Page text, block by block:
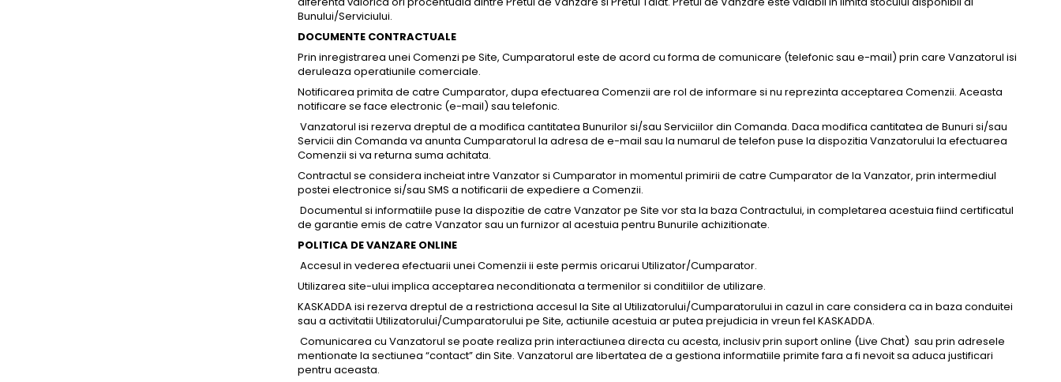
Bunului/Serviciului.
DOCUMENTE CONTRACTUALE
Prin inregistrarea unei Comenzi pe Site, Cumparatorul este de acord cu forma de comunicare (telefonic sau e-mail) prin care Vanzatorul isi
deruleaza operatiunile comerciale.
Notificarea primita de catre Cumparator, dupa efectuarea Comenzii are rol de informare si nu reprezinta acceptarea Comenzii. Aceasta
notificare se face electronic (e-mail) sau telefonic.
Vanzatorul isi rezerva dreptul de a modifica cantitatea Bunurilor si/sau Serviciilor din Comanda. Daca modifica cantitatea de Bunuri si/sau
Servicii din Comanda va anunta Cumparatorul la adresa de e-mail sau la numarul de telefon puse la dispozitia Vanzatorului la efectuarea
Comenzii si va returna suma achitata.
Contractul se considera incheiat intre Vanzator si Cumparator in momentul primirii de catre Cumparator de la Vanzator, prin intermediul
postei electronice si/sau SMS a notificarii de expediere a Comenzii.
Documentul si informatiile puse la dispozitie de catre Vanzator pe Site vor sta la baza Contractului, in completarea acestuia fiind certificatul
de garantie emis de catre Vanzator sau un furnizor al acestuia pentru Bunurile achizitionate.
POLITICA DE VANZARE ONLINE
Accesul in vederea efectuarii unei Comenzii ii este permis oricarui Utilizator/Cumparator.
Utilizarea site-ului implica acceptarea neconditionata a termenilor si conditiilor de utilizare.
KASKADDA isi rezerva dreptul de a restrictiona accesul la Site al Utilizatorului/Cumparatorului in cazul in care considera ca in baza conduitei
sau a activitatii Utilizatorului/Cumparatorului pe Site, actiunile acestuia ar putea prejudicia in vreun fel KASKADDA.
Comunicarea cu Vanzatorul se poate realiza prin interactiunea directa cu acesta, inclusiv prin suport online (Live Chat) sau prin adresele
mentionate la sectiunea “contact” din Site. Vanzatorul are libertatea de a gestiona informatiile primite fara a fi nevoit sa aduca justificari
pentru aceasta.